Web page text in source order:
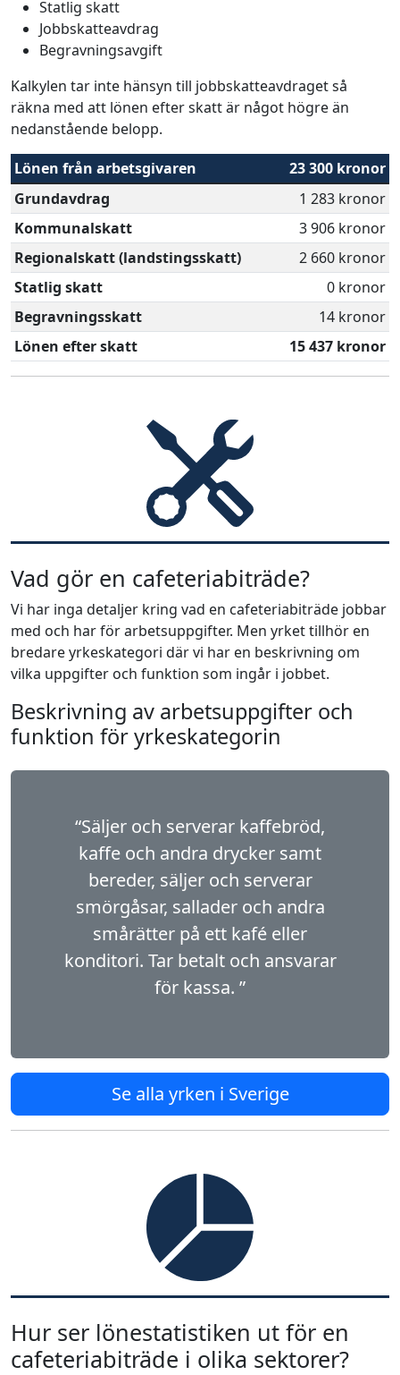
Statlig skatt
Jobbskatteavdrag
Begravningsavgift
Kalkylen tar inte hänsyn till jobbskatteavdraget så
räkna med att lönen efter skatt är något högre än
nedanstående belopp.
Lönen från arbetsgivaren
23 300 kronor
Grundavdrag
1 283 kronor
Kommunalskatt
3 906 kronor
Regionalskatt (landstingsskatt)
2 660 kronor
Statlig skatt
0 kronor
Begravningsskatt
14 kronor
Lönen efter skatt
15 437 kronor
Vad gör en cafeteriabiträde?
Vi har inga detaljer kring vad en cafeteriabiträde jobbar
med och har för arbetsuppgifter. Men yrket tillhör en
bredare yrkeskategori där vi har en beskrivning om
vilka uppgifter och funktion som ingår i jobbet.
Beskrivning av arbetsuppgifter och
funktion för yrkeskategorin
“Säljer och serverar kaffebröd,
kaffe och andra drycker samt
bereder, säljer och serverar
smörgåsar, sallader och andra
smårätter på ett kafé eller
konditori. Tar betalt och ansvarar
för kassa. ”
Se alla yrken i Sverige
Hur ser lönestatistiken ut för en
cafeteriabiträde i olika sektorer?